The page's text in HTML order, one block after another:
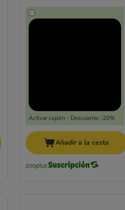
Activar cupón - Descuento -20%
Añadir a la cesta